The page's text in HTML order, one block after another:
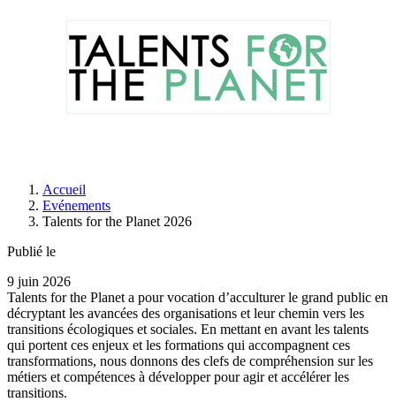
Accueil
Evénements
Talents for the Planet 2026
Publié le
9 juin 2026
Talents for the Planet a pour vocation d’acculturer le grand public en
décryptant les avancées des organisations et leur chemin vers les
transitions écologiques et sociales. En mettant en avant les talents
qui portent ces enjeux et les formations qui accompagnent ces
transformations, nous donnons des clefs de compréhension sur les
métiers et compétences à développer pour agir et accélérer les
transitions.